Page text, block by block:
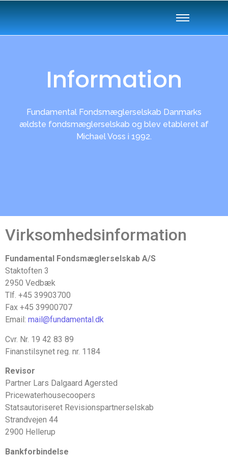
Information
Fundamental Fondsmæglerselskab Danmarks
ældste fondsmæglerselskab og blev etableret af
Michael Voss i 1992.
Virksomhedsinformation
Fundamental Fondsmæglerselskab A/S
Staktoften 3
2950 Vedbæk
Tlf. +45 39903700
Fax +45 39900707
Email: mail@fundamental.dk
Cvr. Nr. 19 42 83 89
Finanstilsynet reg. nr. 1184
Revisor
Partner Lars Dalgaard Agersted
Pricewaterhousecoopers
Statsautoriseret Revisionspartnerselskab
Strandvejen 44
2900 Hellerup
Bankforbindelse